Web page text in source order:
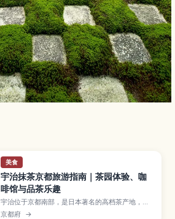
美食
宇治抹茶京都旅游指南｜茶园体验、咖
啡馆与品茶乐趣
宇治位于京都南部，是日本著名的高档茶产地，以
香气浓郁、风味醇厚的宇治抹茶闻名。本文将带你
京都府 →